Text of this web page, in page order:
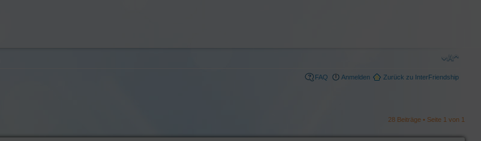
FAQ Anmelden Zurück zu InterFriendship
28 Beiträge • Seite 1 von 1